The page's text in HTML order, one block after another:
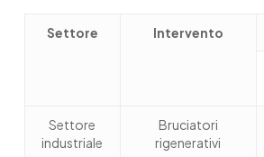
Settore Intervento
Settore
industriale
Bruciatori
rigenerativi